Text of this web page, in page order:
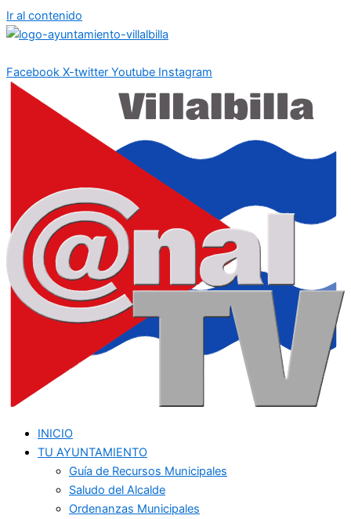
Ir al contenido
Facebook X-twitter Youtube Instagram
INICIO
TU AYUNTAMIENTO
Guía de Recursos Municipales
Saludo del Alcalde
Ordenanzas Municipales